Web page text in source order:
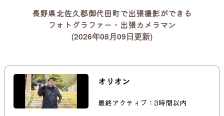
長野県北佐久郡御代田町で出張撮影ができる
フォトグラファー・出張カメラマン
(2026年08月09日更新)
オリオン
最終アクティブ：3時間以内